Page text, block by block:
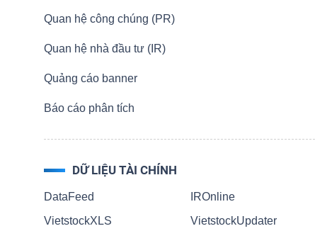
Quan hệ công chúng (PR)
Quan hệ nhà đầu tư (IR)
Quảng cáo banner
Báo cáo phân tích
DỮ LIỆU TÀI CHÍNH
DataFeed
VietstockXLS
IROnline
VietstockUpdater
CÔNG
NGHIỆP
KHÔNG
THIẾT